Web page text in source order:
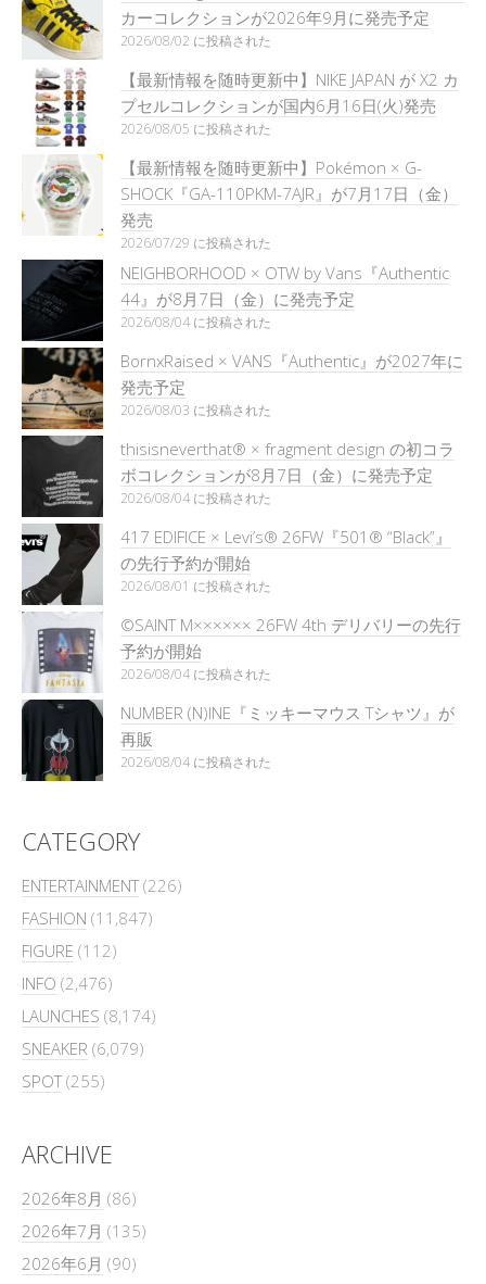
カーコレクションが2026年9月に発売予定
2026/08/02 に投稿された
【最新情報を随時更新中】NIKE JAPAN が X2 カ
プセルコレクションが国内6月16日(火)発売
2026/08/05 に投稿された
【最新情報を随時更新中】Pokémon × G-
SHOCK『GA-110PKM-7AJR』が7月17日（金）
発売
2026/07/29 に投稿された
NEIGHBORHOOD × OTW by Vans『Authentic
44』が8月7日（金）に発売予定
2026/08/04 に投稿された
BornxRaised × VANS『Authentic』が2027年に
発売予定
2026/08/03 に投稿された
thisisneverthat® × fragment design の初コラ
ボコレクションが8月7日（金）に発売予定
2026/08/04 に投稿された
417 EDIFICE × Levi’s® 26FW『501®︎ “Black”』
の先行予約が開始
2026/08/01 に投稿された
©SAINT M×××××× 26FW 4th デリバリーの先行
予約が開始
2026/08/04 に投稿された
NUMBER (N)INE『ミッキーマウス Tシャツ』が
再販
2026/08/04 に投稿された
CATEGORY
ENTERTAINMENT(226)
FASHION (11,847)
FIGURE (112)
INFO (2,476)
LAUNCHES (8,174)
SNEAKER (6,079)
SPOT(255)
ARCHIVE
2026年8月 (86)
2026年7月 (135)
2026年6月 (90)